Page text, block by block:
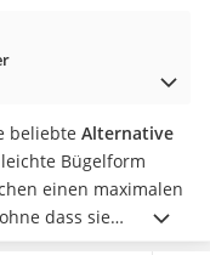
beliebte Alternative
Bügelform
einen maximalen
dass sie
aus der